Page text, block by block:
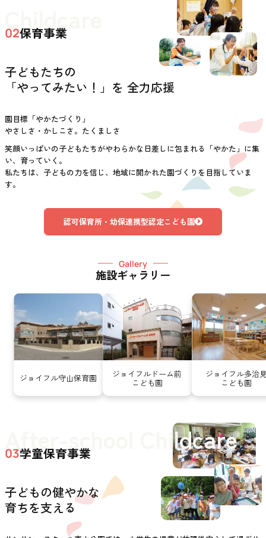
Childcare
02保育事業
子どもたちの
「やってみたい！」を 全力応援
園目標「やかたづくり」
やさしさ・かしこさ。たくましさ
笑顔いっぱいの子どもたちがやわらかな日差しに包まれる「やかた」に集
い、育っていく。
私たちは、子どもの力を信じ、地域に開かれた園づくりを目指していま
す。
認可保育所・幼保連携型認定こども園
Gallery
施設ギャラリー
ジョイフル守山保育園 ジョイフルドーム前
こども園
ジョイフル多治
こども園
After-school Childcare
03学童保育事業
子どもの健やかな
育ちを支える